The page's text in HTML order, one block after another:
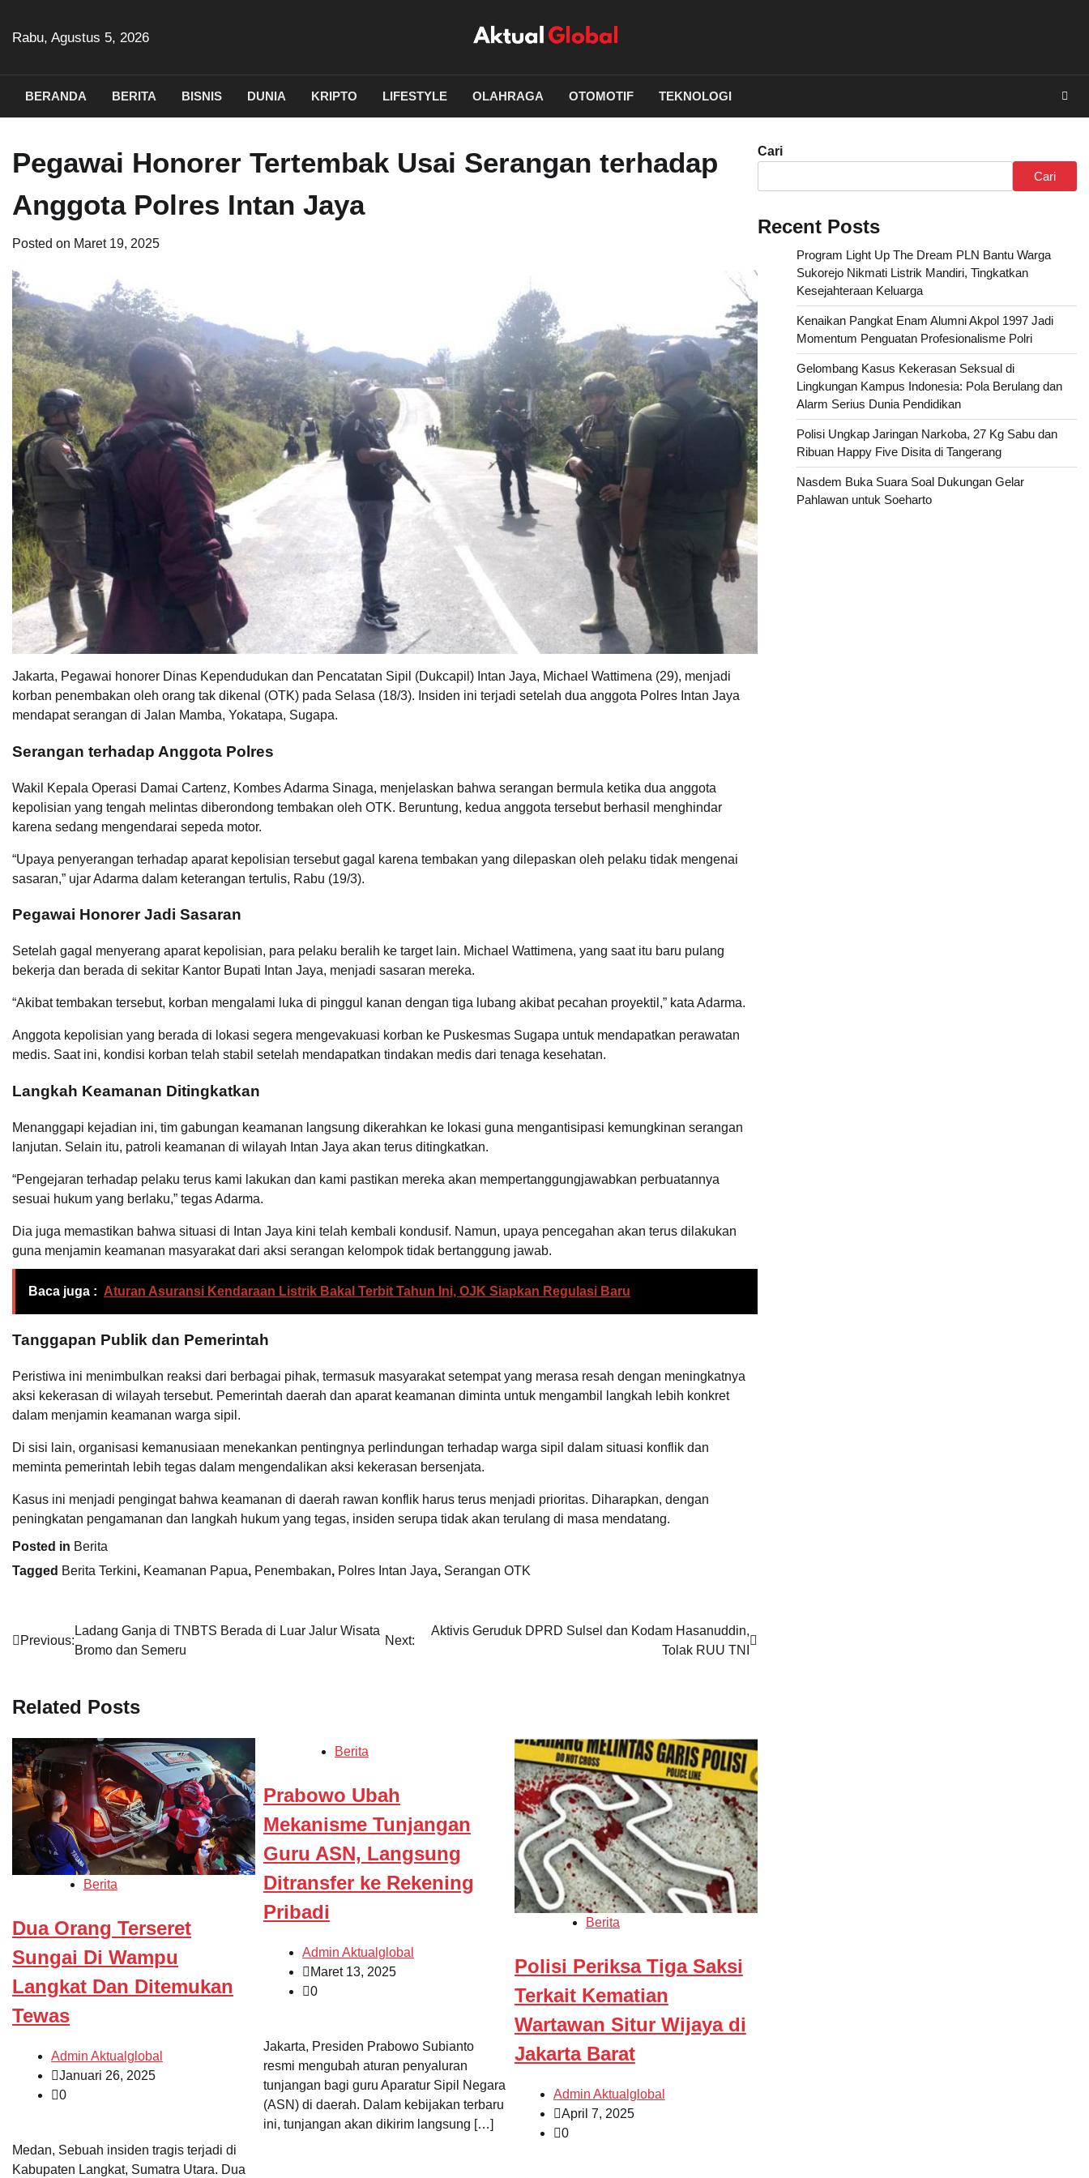
Rabu, Agustus 5, 2026
BERANDA BERITA BISNIS DUNIA KRIPTO LIFESTYLE OLAHRAGA OTOMOTIF TEKNOLOGI
Pegawai Honorer Tertembak Usai Serangan terhadap
Anggota Polres Intan Jaya
Posted on Maret 19, 2025
Jakarta, Pegawai honorer Dinas Kependudukan dan Pencatatan Sipil (Dukcapil) Intan Jaya, Michael Wattimena (29), menjadi
korban penembakan oleh orang tak dikenal (OTK) pada Selasa (18/3). Insiden ini terjadi setelah dua anggota Polres Intan Jaya
mendapat serangan di Jalan Mamba, Yokatapa, Sugapa.
Serangan terhadap Anggota Polres
Wakil Kepala Operasi Damai Cartenz, Kombes Adarma Sinaga, menjelaskan bahwa serangan bermula ketika dua anggota
kepolisian yang tengah melintas diberondong tembakan oleh OTK. Beruntung, kedua anggota tersebut berhasil menghindar
karena sedang mengendarai sepeda motor.
“Upaya penyerangan terhadap aparat kepolisian tersebut gagal karena tembakan yang dilepaskan oleh pelaku tidak mengenai
sasaran,” ujar Adarma dalam keterangan tertulis, Rabu (19/3).
Pegawai Honorer Jadi Sasaran
Setelah gagal menyerang aparat kepolisian, para pelaku beralih ke target lain. Michael Wattimena, yang saat itu baru pulang
bekerja dan berada di sekitar Kantor Bupati Intan Jaya, menjadi sasaran mereka.
“Akibat tembakan tersebut, korban mengalami luka di pinggul kanan dengan tiga lubang akibat pecahan proyektil,” kata Adarma.
Anggota kepolisian yang berada di lokasi segera mengevakuasi korban ke Puskesmas Sugapa untuk mendapatkan perawatan
medis. Saat ini, kondisi korban telah stabil setelah mendapatkan tindakan medis dari tenaga kesehatan.
Langkah Keamanan Ditingkatkan
Menanggapi kejadian ini, tim gabungan keamanan langsung dikerahkan ke lokasi guna mengantisipasi kemungkinan serangan
lanjutan. Selain itu, patroli keamanan di wilayah Intan Jaya akan terus ditingkatkan.
“Pengejaran terhadap pelaku terus kami lakukan dan kami pastikan mereka akan mempertanggungjawabkan perbuatannya
sesuai hukum yang berlaku,” tegas Adarma.
Dia juga memastikan bahwa situasi di Intan Jaya kini telah kembali kondusif. Namun, upaya pencegahan akan terus dilakukan
guna menjamin keamanan masyarakat dari aksi serangan kelompok tidak bertanggung jawab.
Baca juga : Aturan Asuransi Kendaraan Listrik Bakal Terbit Tahun Ini, OJK Siapkan Regulasi Baru
Tanggapan Publik dan Pemerintah
Peristiwa ini menimbulkan reaksi dari berbagai pihak, termasuk masyarakat setempat yang merasa resah dengan meningkatnya
aksi kekerasan di wilayah tersebut. Pemerintah daerah dan aparat keamanan diminta untuk mengambil langkah lebih konkret
dalam menjamin keamanan warga sipil.
Di sisi lain, organisasi kemanusiaan menekankan pentingnya perlindungan terhadap warga sipil dalam situasi konflik dan
meminta pemerintah lebih tegas dalam mengendalikan aksi kekerasan bersenjata.
Kasus ini menjadi pengingat bahwa keamanan di daerah rawan konflik harus terus menjadi prioritas. Diharapkan, dengan
peningkatan pengamanan dan langkah hukum yang tegas, insiden serupa tidak akan terulang di masa mendatang.
Posted in Berita
Tagged Berita Terkini, Keamanan Papua, Penembakan, Polres Intan Jaya, Serangan OTK
Navigasi
Previous:
Ladang Ganja di TNBTS Berada di Luar Jalur Wisata
Bromo dan Semeru
Next:
Aktivis Geruduk DPRD Sulsel dan Kodam Hasanuddin,
Tolak RUU TNI
Related Posts
Berita
Dua Orang Terseret
Sungai Di Wampu
Langkat Dan Ditemukan
Tewas
Admin Aktualglobal
Januari 26, 2025
0
Medan, Sebuah insiden tragis terjadi di
Kabupaten Langkat, Sumatra Utara. Dua
Berita
Prabowo Ubah
Mekanisme Tunjangan
Guru ASN, Langsung
Ditransfer ke Rekening
Pribadi
Admin Aktualglobal
Maret 13, 2025
0
Jakarta, Presiden Prabowo Subianto
resmi mengubah aturan penyaluran
tunjangan bagi guru Aparatur Sipil Negara
(ASN) di daerah. Dalam kebijakan terbaru
ini, tunjangan akan dikirim langsung […]
Berita
Polisi Periksa Tiga Saksi
Terkait Kematian
Wartawan Situr Wijaya di
Jakarta Barat
Admin Aktualglobal
April 7, 2025
0
Cari
Cari
Recent Posts
Program Light Up The Dream PLN Bantu Warga
Sukorejo Nikmati Listrik Mandiri, Tingkatkan
Kesejahteraan Keluarga
Kenaikan Pangkat Enam Alumni Akpol 1997 Jadi
Momentum Penguatan Profesionalisme Polri
Gelombang Kasus Kekerasan Seksual di
Lingkungan Kampus Indonesia: Pola Berulang dan
Alarm Serius Dunia Pendidikan
Polisi Ungkap Jaringan Narkoba, 27 Kg Sabu dan
Ribuan Happy Five Disita di Tangerang
Nasdem Buka Suara Soal Dukungan Gelar
Pahlawan untuk Soeharto